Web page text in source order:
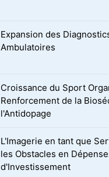
Expansion des
Ambulatoires
Croissance du Sport
Renforcement de la
l'Antidopage
L'Imagerie en tant que
les Obstacles en
d'Investissement